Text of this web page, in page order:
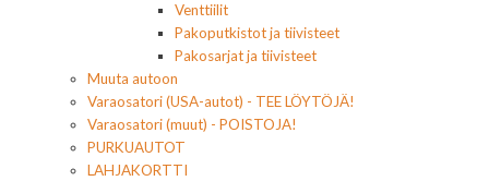
Venttiilit
Pakoputkistot ja tiivisteet
Pakosarjat ja tiivisteet
Muuta autoon
Varaosatori (USA-autot) - TEE LÖYTÖJÄ!
Varaosatori (muut) - POISTOJA!
PURKUAUTOT
LAHJAKORTTI